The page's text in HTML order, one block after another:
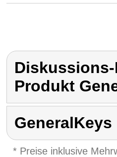
Produkt
GeneralKeys
* Preise inklusive